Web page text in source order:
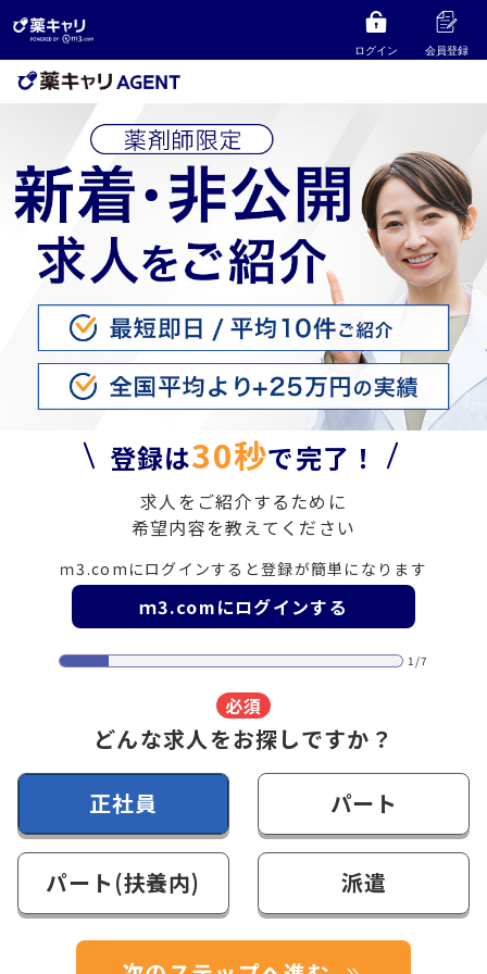
ログイン 会員登録
登録は30秒で完了！
求人をご紹介するために
希望内容を教えてください
ｍ3.comにログインすると登録が簡単になります
ｍ3.comにログインする
1/7
必須
どんな求人をお探しですか？
正社員 パート
パート(扶養内) 派遣